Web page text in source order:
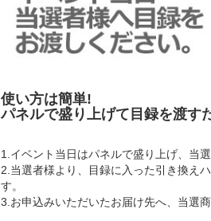
使い方は簡単!
パネルで盛り上げて目録を渡す
1.イベント当日はパネルで盛り上げ、当
2.当選者様より、目録に入った引き換え
す。
3.お申込みいただいたお届け先へ、当選商